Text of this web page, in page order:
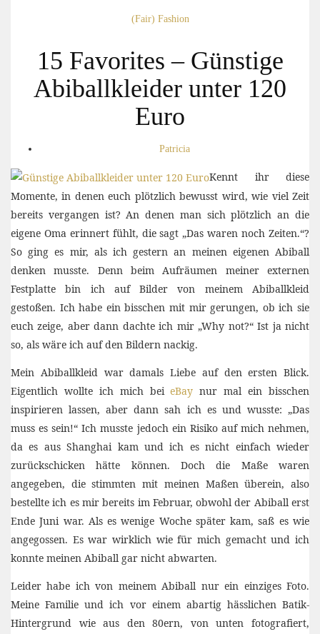
(Fair) Fashion
15 Favorites – Günstige
Abiballkleider unter 120
Euro
Patricia
Kennt ihr diese
Momente, in denen euch plötzlich bewusst wird, wie viel Zeit
bereits vergangen ist? An denen man sich plötzlich an die
eigene Oma erinnert fühlt, die sagt „Das waren noch Zeiten.“?
So ging es mir, als ich gestern an meinen eigenen Abiball
denken musste. Denn beim Aufräumen meiner externen
Festplatte bin ich auf Bilder von meinem Abiballkleid
gestoßen. Ich habe ein bisschen mit mir gerungen, ob ich sie
euch zeige, aber dann dachte ich mir „Why not?“ Ist ja nicht
so, als wäre ich auf den Bildern nackig.
Mein Abiballkleid war damals Liebe auf den ersten Blick.
Eigentlich wollte ich mich beieBay nur mal ein bisschen
inspirieren lassen, aber dann sah ich es und wusste: „Das
muss es sein!“ Ich musste jedoch ein Risiko auf mich nehmen,
da es aus Shanghai kam und ich es nicht einfach wieder
zurückschicken hätte können. Doch die Maße waren
angegeben, die stimmten mit meinen Maßen überein, also
bestellte ich es mir bereits im Februar, obwohl der Abiball erst
Ende Juni war. Als es wenige Woche später kam, saß es wie
angegossen. Es war wirklich wie für mich gemacht und ich
konnte meinen Abiball gar nicht abwarten.
Leider habe ich von meinem Abiball nur ein einziges Foto.
Meine Familie und ich vor einem abartig hässlichen Batik-
Hintergrund wie aus den 80ern, von unten fotografiert,